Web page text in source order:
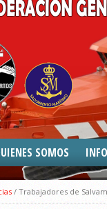
SOMOS
/ Trabajadores de